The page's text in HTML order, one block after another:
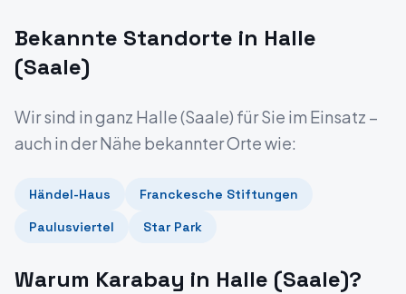
Bekannte Standorte in Halle
(Saale)
Wir sind in ganz Halle (Saale) für Sie im Einsatz –
auch in der Nähe bekannter Orte wie:
Händel-Haus
Franckesche Stiftungen
Paulusviertel
Star Park
Warum Karabay in Halle (Saale)?